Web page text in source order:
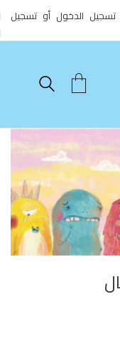
تسجيل الدخول أو تسجيل